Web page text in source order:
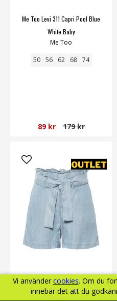
Vi använder cookies. Om du
innebär det att du
Me Too Levi 311 Capri Pool Blue
White Baby
Me Too
50 56 62 68 74
89 kr 179 kr
Name it Frandi Shorts Barn Light